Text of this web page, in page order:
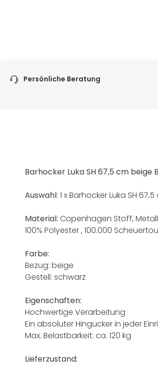
Persönliche Beratung
Barhocker Luka SH 67,5 cm beige
Auswahl: 1 x Barhocker Luka SH
Material: Copenhagen Stoff, Metall
100% Polyester , 100.000
Farbe:
Bezug: beige
Gestell: schwarz
Eigenschaften:
Hochwertige Verarbeitung
Ein absoluter Hingucker in jeder
Max. Belastbarkeit: ca. 120 kg
Lieferzustand: